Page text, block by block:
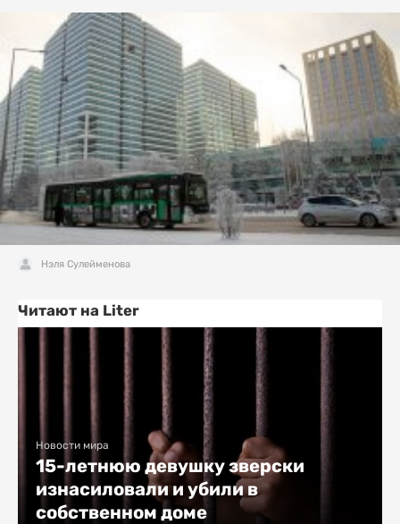
Нэля Сулейменова
Читают на Liter
Новости мира
15-летнюю девушку зверски
изнасиловали и убили в
собственном доме